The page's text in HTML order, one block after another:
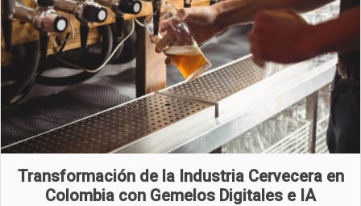
Transformación de la Industria Cervecera en
Colombia con Gemelos Digitales e IA